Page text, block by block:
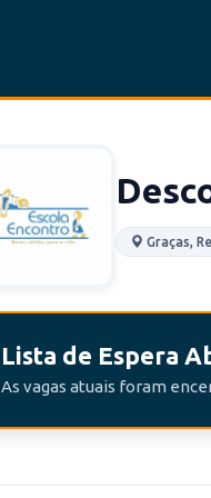
Graças,
Lista de Espera
As vagas atuais foram